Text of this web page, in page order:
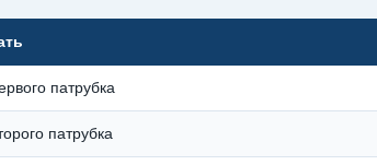
патрубка
патрубка